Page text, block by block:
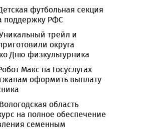
футбольная секция
поддержку РФС
трейл и
округа
Дню физкультурника
Макс на Госуслугах
оформить выплату
Вологодская область
на полное обеспечение
семенным